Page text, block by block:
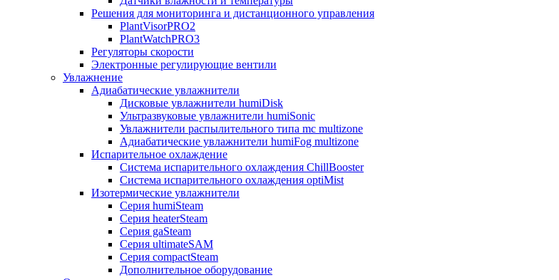
Решения для мониторинга и дистанционного управления
PlantVisorPRO2
PlantWatchPRO3
Регуляторы скорости
Электронные регулирующие вентили
Увлажнение
Адиабатические увлажнители
Дисковые увлажнители humiDisk
Ультразвуковые увлажнители humiSonic
Увлажнители распылительного типа mc multizone
Адиабатические увлажнители humiFog multizone
Испарительное охлаждение
Система испарительного охлаждения ChillBooster
Система испарительного охлаждения optiMist
Изотермические увлажнители
Серия humiSteam
Серия heaterSteam
Серия gaSteam
Серия ultimateSAM
Серия compactSteam
Дополнительное оборудование